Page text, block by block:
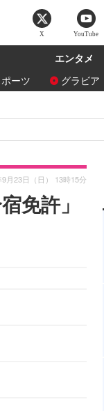
エンタメ
ポーツ グラビア
免許」
9月23日（日） 13時15分
X YouTube